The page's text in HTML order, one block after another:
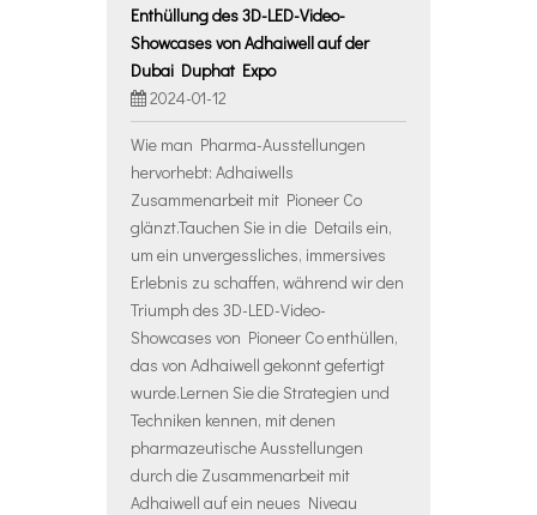
Enthüllung des 3D-LED-Video-
Showcases von Adhaiwell auf der
Dubai Duphat Expo
2024-01-12
Wie man Pharma-Ausstellungen
hervorhebt: Adhaiwells
Zusammenarbeit mit Pioneer Co
glänzt.Tauchen Sie in die Details ein,
um ein unvergessliches, immersives
Erlebnis zu schaffen, während wir den
Triumph des 3D-LED-Video-
Showcases von Pioneer Co enthüllen,
das von Adhaiwell gekonnt gefertigt
wurde.Lernen Sie die Strategien und
Techniken kennen, mit denen
pharmazeutische Ausstellungen
durch die Zusammenarbeit mit
Adhaiwell auf ein neues Niveau